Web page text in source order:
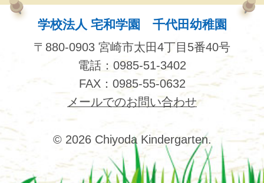
学校法人 宅和学園 千代田幼稚園
〒880-0903 宮崎市太田4丁目5番40号
電話：0985-51-3402
FAX：0985-55-0632
メールでのお問い合わせ
© 2026 Chiyoda Kindergarten.